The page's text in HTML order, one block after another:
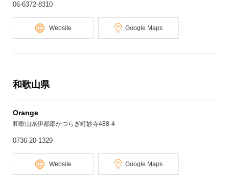
06-6372-8310
Website Google Maps
和歌山県
Orange
和歌山県伊都郡かつらぎ町妙寺488-4
0736-20-1329
Website Google Maps